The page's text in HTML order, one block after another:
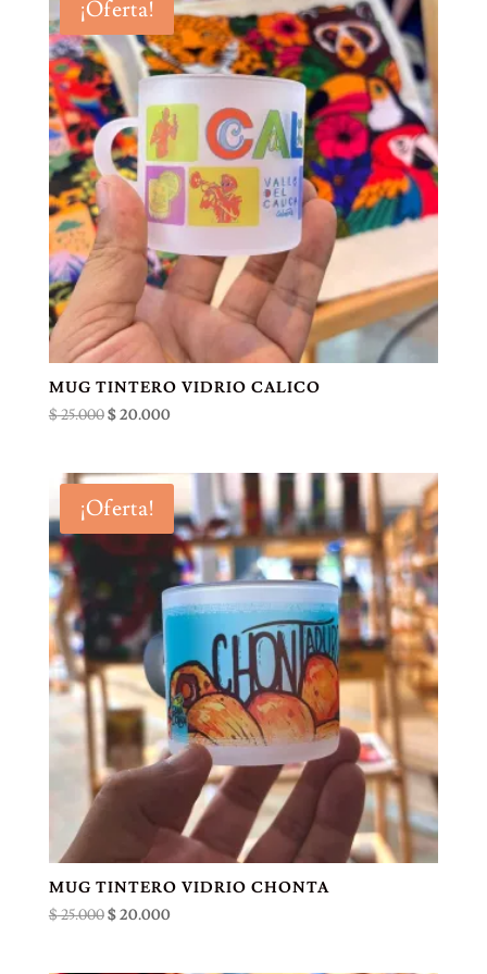
$ 25.000. $ 20.000.
¡Oferta!
MUG TINTERO VIDRIO CALICO
$25.000El
era:
$ 25.000.
$20.000El
es:
$ 20.000.
¡Oferta!
MUG TINTERO VIDRIO CHONTA
$25.000El
$20.000El